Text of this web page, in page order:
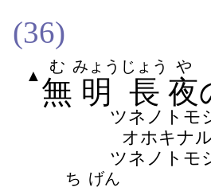
(36)
▲ 無
む
明
みょう
長
じょう
夜
や
ツネノトモ
オホキナ
ツネノトモ
ち げん